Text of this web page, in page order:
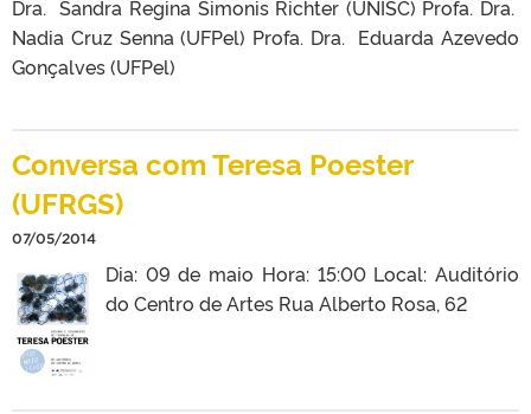
Dra. Sandra Regina Simonis Richter (UNISC) Profa. Dra.
Nadia Cruz Senna (UFPel) Profa. Dra. Eduarda Azevedo
Gonçalves (UFPel)
Conversa com Teresa Poester
(UFRGS)
07/05/2014
Dia: 09 de maio Hora: 15:00 Local: Auditório
do Centro de Artes Rua Alberto Rosa, 62